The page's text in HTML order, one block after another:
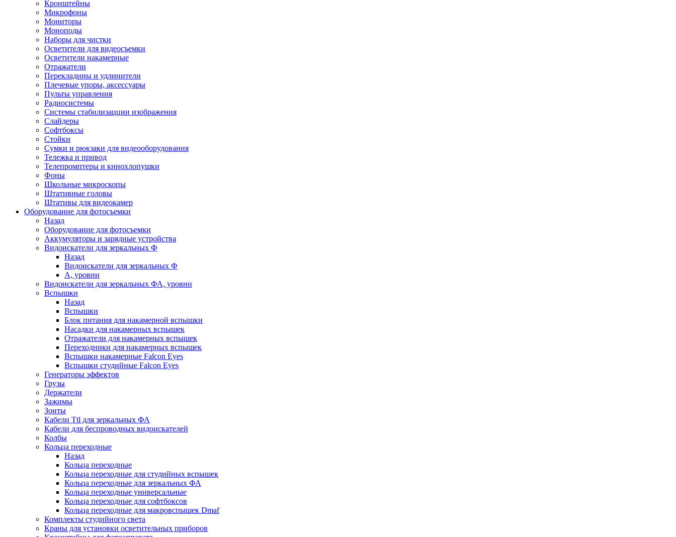
Кронштейны
Микрофоны
Мониторы
Моноподы
Наборы для чистки
Осветители для видеосъемки
Осветители накамерные
Отражатели
Перекладины и удлинители
Плечевые упоры, аксессуары
Пульты управления
Радиосистемы
Системы стабилизацции изображения
Слайдеры
Софтбоксы
Стойки
Сумки и рюкзаки для видеооборудования
Тележка и привод
Телепромптеры и кинохлопушки
Фоны
Школьные микроскопы
Штативные головы
Штативы для видеокамер
Оборудование для фотосъемки
Назад
Оборудование для фотосъемки
Аккумуляторы и зарядные устройства
Видоискатели для зеркальных Ф
Назад
Видоискатели для зеркальных Ф
А, уровни
Видоискатели для зеркальных ФА, уровни
Вспышки
Назад
Вспышки
Блок питания для накамерной вспышки
Насадки для накамерных вспышек
Отражатели для накамерных вспышек
Переходники для накамерных вспышек
Вспышки накамерные Falcon Eyes
Вспышки студийные Falcon Eyes
Генераторы эффектов
Грузы
Держатели
Зажимы
Зонты
Кабели Ttl для зеркальных ФА
Кабели для беспроводных видоискателей
Колбы
Кольца переходные
Назад
Кольца переходные
Кольца переходные для студийных вспышек
Кольца переходные для зеркальных ФА
Кольца переходные универсальные
Кольца переходные для софтбоксов
Кольца переходные для макровспышек Dmaf
Комплекты студийного света
Краны для установки осветительных приборов